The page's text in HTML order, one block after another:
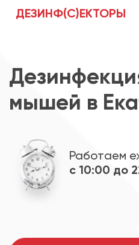
ДЕЗИНФ(С)ЕКТОРЫ
мышей в
Работаем
с 10:00 до